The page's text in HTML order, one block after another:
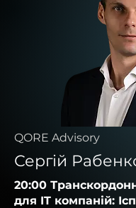
QORE Advisory
Сергій
20:00
для IT компаній: